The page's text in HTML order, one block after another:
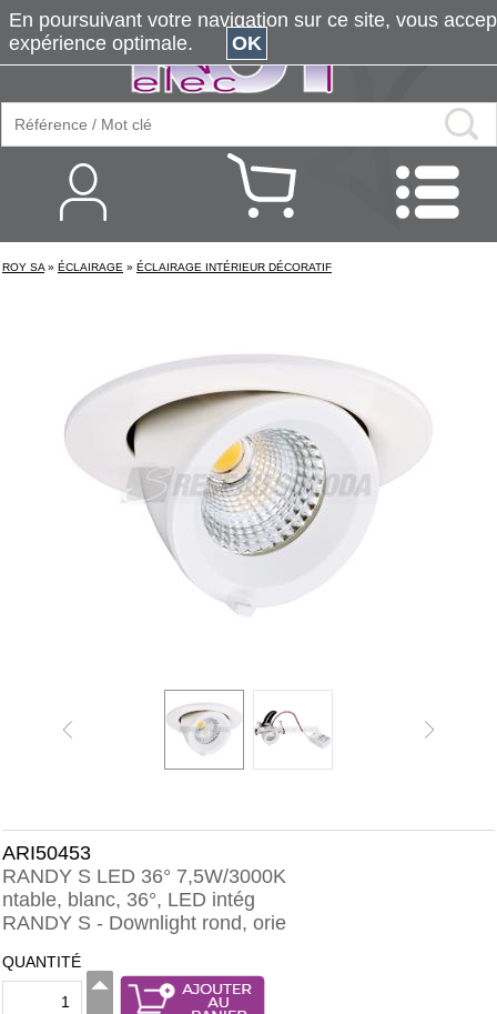
ROY SA » ÉCLAIRAGE » ÉCLAIRAGE INTÉRIEUR DÉCORATIF
ARI50453
RANDY S LED 36° 7,5W/3000K
ntable, blanc, 36°, LED intég
RANDY S - Downlight rond, orie
QUANTITÉ
En poursuivant votre navigation sur ce site, vous
expérience optimale.
OK